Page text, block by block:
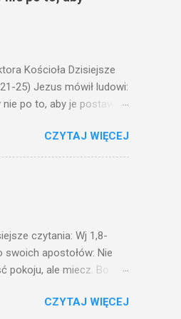
Kościoła Dzisiejsze
25) Jezus mówił ludowi:
po to, aby je postawić
jaką wy mierzycie,
pozbawią go i tego, co
po to wnosi się światło,
Nie ma
CZYTAJ WIĘCEJ
czytania: Wj 1,8-
swoich apostołów: Nie
pokoju, ale miecz. Bo
Mnie godzien. I kto kocha
CZYTAJ WIĘCEJ